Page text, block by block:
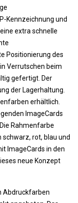
Kennzeichnung und
extra schnelle
Positionierung des
Verrutschen beim
gefertigt. Der
der Lagerhaltung.
erhältlich.
ImageCards
Rahmenfarbe
rot, blau und
ImageCards in den
neue Konzept
Abdruckfarben